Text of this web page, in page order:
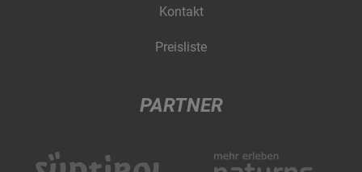
Kontakt
Preisliste
PARTNER